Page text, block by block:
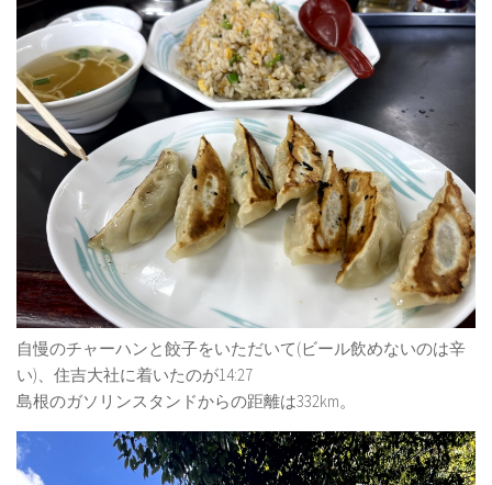
自慢のチャーハンと餃子をいただいて(ビール飲めないのは辛
い)、住吉大社に着いたのが14:27
島根のガソリンスタンドからの距離は332km。